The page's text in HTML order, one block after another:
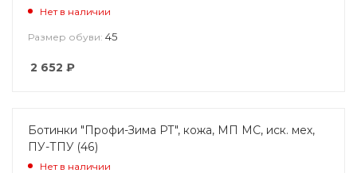
Нет в наличии
Размер обуви: 45
2 652 ₽
Ботинки "Профи-Зима РТ", кожа, МП МС, иск. мех,
ПУ-ТПУ (46)
Нет в наличии